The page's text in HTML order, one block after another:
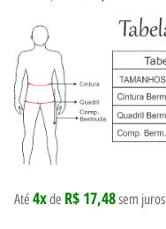
Até 4xde R$ 17,48sem juros